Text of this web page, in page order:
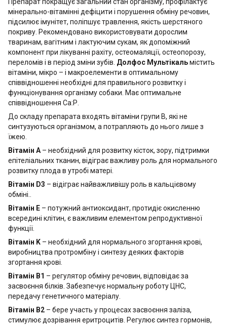
мінерально-вітамінні дефіцити і порушення обміну речовин,
підсилює імунітет, поліпшує травлення, якість шерстяного
покриву. Рекомендовано використовувати дорослим
тваринам, вагітним і лактуючим сукам, як допоміжний
компонент при лікуванні рахіту, остеомаляції, остеопорозу,
переломів і в період зміни зубів. Долфос Мультікальмістить
вітаміни, мікро – і макроелементи в оптимальному
співвідношенні необхідні для правильного розвитку і
функціонування організму собаки. Має оптимальне
співвідношення Са:Р.
До складу препарата входять вітаміни групи В, які не
синтузуються організмом, а потрапляють до нього лише з
їжею.
Вітамін А – необхідний для розвитку кісток, зору, підтримки
епітеліальних тканин, відіграє важливу роль для нормального
розвитку плода в утробі матері.
Вітамін D3 – відіграє найважливішу роль в кальцієвому
обміні..
Вітамін Е – потужний антиоксидант, протидіє окисленню
всередині клітин, є важливим елементом репродуктивної
функції.
Вітамін K – необхідний для нормального згортання крові,
виробництва протромбіну і синтезу деяких факторів
згортання крові.
Вітамін B1 – регулятор обміну речовин, відповідає за
засвоєння білків. Забезпечує нормальну роботу ЦНС,
передачу генетичного матеріалу.
Вітамін В2 – бере участь у процесах засвоєння заліза,
стимулює дозрівання еритроцитів. Регулює синтез гормонів,